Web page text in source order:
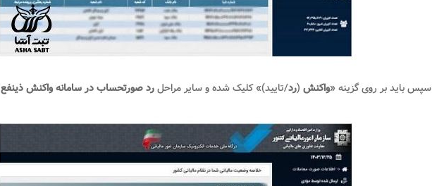
سپس باید بر روی گزینه «واکنش (رد/تایید)» کلیک شده و سایر مراحلرد صورتحساب در سامانه واکنش ذینفع